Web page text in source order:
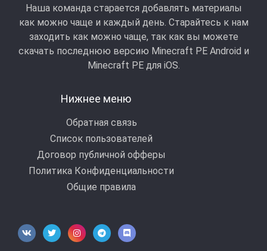
Наша команда старается добавлять материалы
как можно чаще и каждый день. Старайтесь к нам
заходить как можно чаще, так как вы можете
скачать последнюю версию Minecraft PE Android и
Minecraft РЕ для iOS.
Нижнее меню
Обратная связь
Список пользователей
Договор публичной офферы
Политика Конфиденциальности
Общие правила